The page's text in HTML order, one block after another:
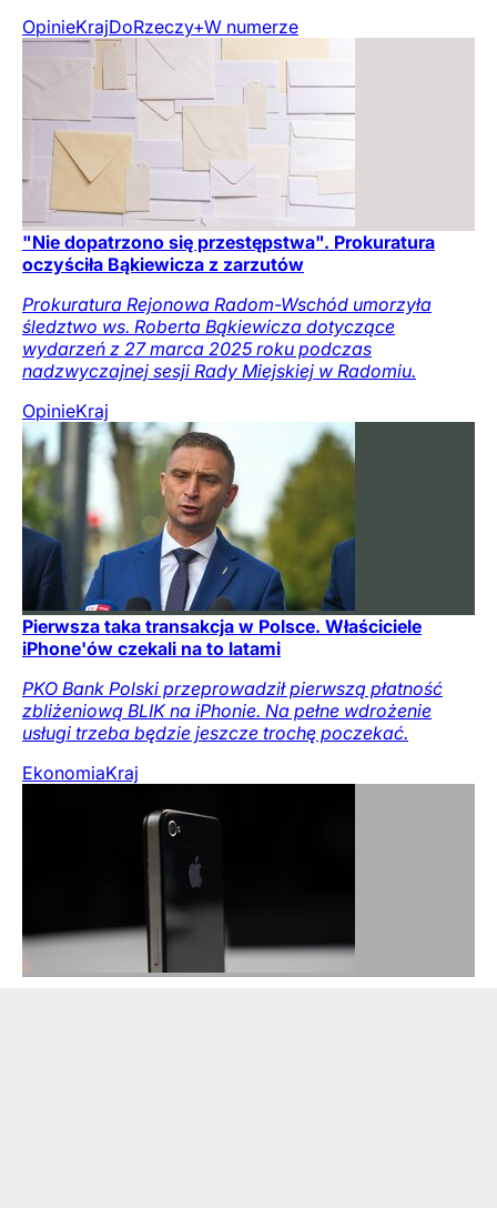
OpinieKrajDoRzeczy+W numerze
"Nie dopatrzono się przestępstwa". Prokuratura
oczyściła Bąkiewicza z zarzutów
Prokuratura Rejonowa Radom-Wschód umorzyła
śledztwo ws. Roberta Bąkiewicza dotyczące
wydarzeń z 27 marca 2025 roku podczas
nadzwyczajnej sesji Rady Miejskiej w Radomiu.
OpinieKraj
Pierwsza taka transakcja w Polsce. Właściciele
iPhone'ów czekali na to latami
PKO Bank Polski przeprowadził pierwszą płatność
zbliżeniową BLIK na iPhonie. Na pełne wdrożenie
usługi trzeba będzie jeszcze trochę poczekać.
EkonomiaKraj